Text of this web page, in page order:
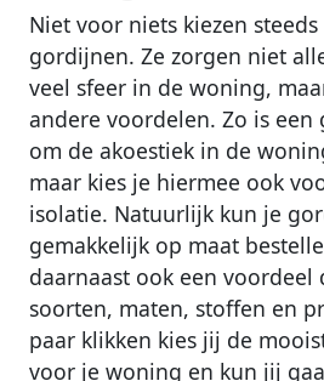
Niet voor niets kiezen
gordijnen. Ze zorgen niet
veel sfeer in de woning,
andere voordelen. Zo is
om de akoestiek in de
maar kies je hiermee ook
isolatie. Natuurlijk kun je
gemakkelijk op maat
daarnaast ook een voordeel
soorten, maten, stoffen en
paar klikken kies jij de
voor je woning en kun jij